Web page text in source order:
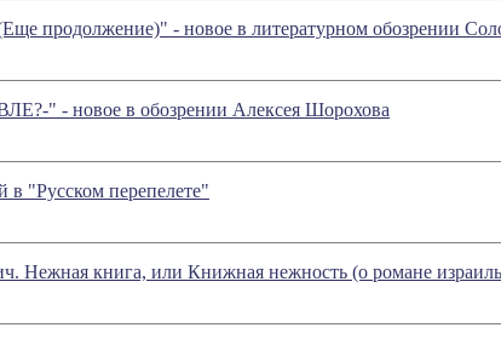
продолжение)" - новое в литературном обозрении
" - новое в обозрении Алексея Шорохова
в "Русском перепелете"
Нежная книга, или Книжная нежность (о романе